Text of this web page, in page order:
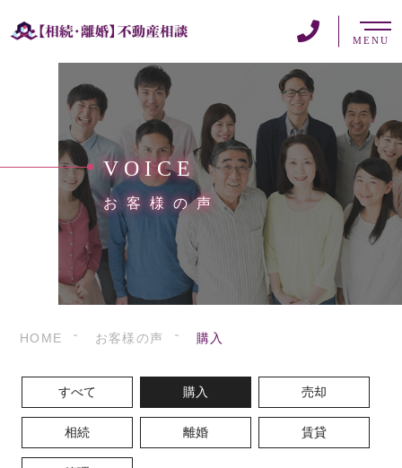
MENU
VOICE
お客様の声
HOME お客様の声 購入
すべて 購入 売却
相続 離婚 賃貸